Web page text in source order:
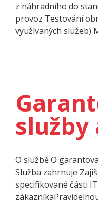
z náhradního do
provoz Testování
využívaných služeb)
služby
O službě O
Služba zahrnuje
specifikované části